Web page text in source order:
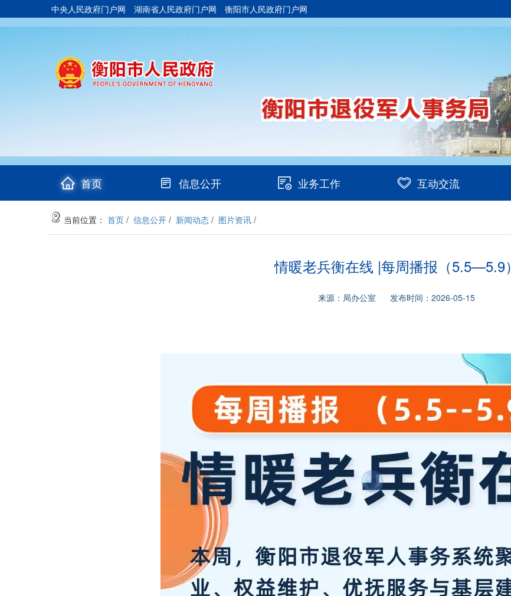
中央人民政府门户网 湖南省人民政府门户网 衡阳市人民政府门户网
首页(current) 信息公开 业务工作 互动交流
当前位置： 首页 / 信息公开 / 新闻动态 / 图片资讯 /
情暖老兵衡在线 |每周播报（5.5—5.9）
来源：局办公室 发布时间：2026-05-15